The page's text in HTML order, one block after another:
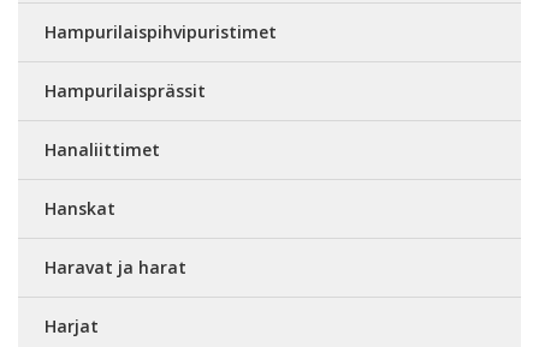
Hampurilaispihvipuristimet
Hampurilaisprässit
Hanaliittimet
Hanskat
Haravat ja harat
Harjat